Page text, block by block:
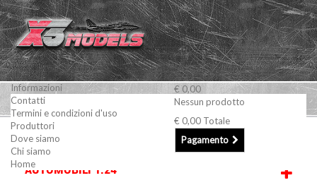
Informazioni
Contatti
Termini e condizioni d'uso
Produttori
Dove siamo
Chi siamo
Home
€ 0,00
Nessun prodotto
€ 0,00 Totale
Pagamento
AUTOMOBILI Automobili 1:24
AUTOMOBILI 1:24